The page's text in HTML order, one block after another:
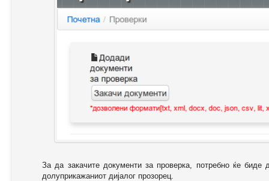
За да закачите документи за проверка, потребно ќе биде
долуприкажаниот дијалог прозорец.